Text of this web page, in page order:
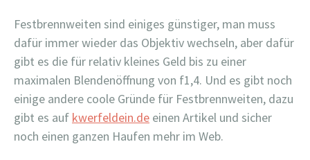
Festbrennweiten sind einiges günstiger, man muss
dafür immer wieder das Objektiv wechseln, aber dafür
gibt es die für relativ kleines Geld bis zu einer
maximalen Blendenöffnung von f1,4. Und es gibt noch
einige andere coole Gründe für Festbrennweiten, dazu
gibt es auf kwerfeldein.de einen Artikel und sicher
noch einen ganzen Haufen mehr im Web.